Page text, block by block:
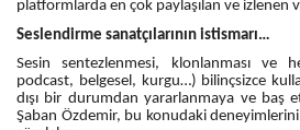
platformlarda en çok paylaşılan ve izlenen
Seslendirme sanatçılarının istismarı…
Sesin sentezlenmesi, klonlanması ve
podcast, belgesel, kurgu…) bilinçsizce
dışı bir durumdan yararlanmaya ve baş
Şaban Özdemir, bu konudaki deneyimlerini